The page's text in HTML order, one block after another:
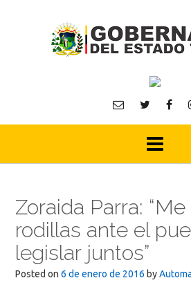
Zoraida Parra:
rodillas ante el
legislar juntos”
Posted on 6 de enero de 2016 by